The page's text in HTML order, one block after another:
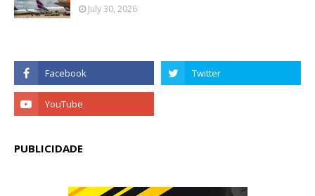
July 30, 2026
PUBLICIDADE